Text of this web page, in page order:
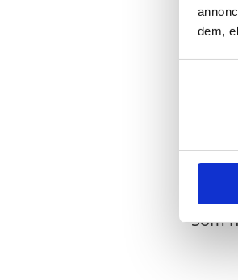
dem,
v Som